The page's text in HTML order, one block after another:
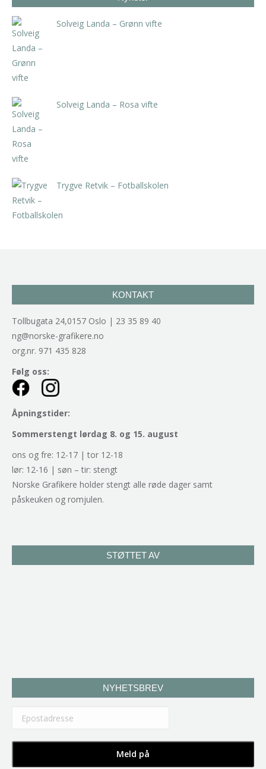
Solveig Landa – Grønn vifte
Solveig Landa – Rosa vifte
Trygve Retvik – Fotballskolen
KONTAKT
Tollbugata 24,0157 Oslo | 23 35 89 40
ng@norske-grafikere.no
org.nr. 971 435 828
Følg oss:
Åpningstider:
Sommerstengt lørdag 8. og 15. august
ons og fre: 12-17 | tor 12-18
lør: 12-16 | søn – tir: stengt
Norske Grafikere holder stengt alle røde dager samt
påskeuken og romjulen.
STØTTET AV
NYHETSBREV